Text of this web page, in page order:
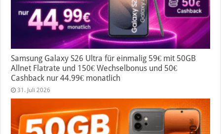
Samsung Galaxy S26 Ultra für einmalig 59€ mit 50GB
Allnet Flatrate und 150€ Wechselbonus und 50€
Cashback nur 44.99€ monatlich
31. Juli 2026